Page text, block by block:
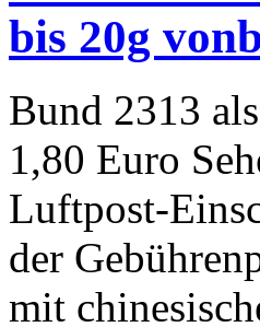
bis 20g
Bund 2313
1,80 Euro
Luftpost-
der
mit